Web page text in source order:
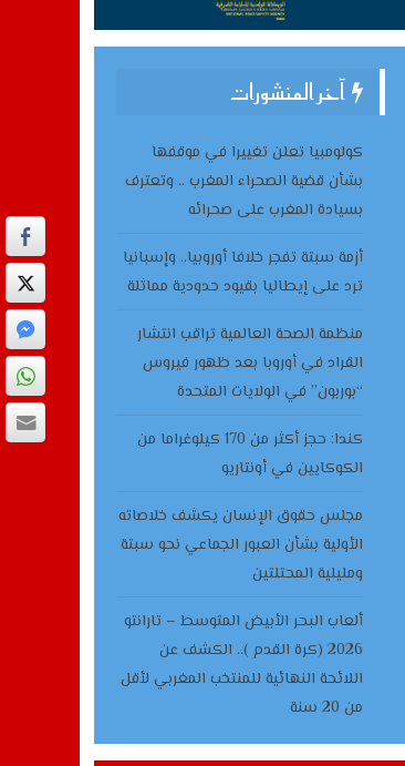
آخر المنشورات
كولومبيا تعلن تغييرا في موقفها
بشأن قضية الصحراء المغرب .. وتعترف
بسيادة المغرب على صحرائه
أزمة سبتة تفجر خلافا أوروبيا.. وإسبانيا
ترد على إيطاليا بقيود حدودية مماثلة
منظمة الصحة العالمية تراقب انتشار
القراد في أوروبا بعد ظهور فيروس
“بوربون” في الولايات المتحدة
كندا: حجز أكثر من 170 كيلوغراما من
الكوكايين في أونتاريو
مجلس حقوق الإنسان يكشف خلاصاته
الأولية بشأن العبور الجماعي نحو سبتة
ومليلية المحتلتين
ألعاب البحر الأبيض المتوسط – تارانتو
2026 (كرة القدم ).. الكشف عن
اللائحة النهائية للمنتخب المغربي لأقل
من 20 سنة